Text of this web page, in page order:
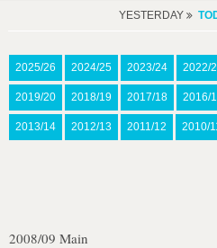
YESTERDAY
2025/26 2024/25 2023/24 2022/
2019/20 2018/19 2017/18 2016/
2013/14 2012/13 2011/12 2010/
2008/09 Main